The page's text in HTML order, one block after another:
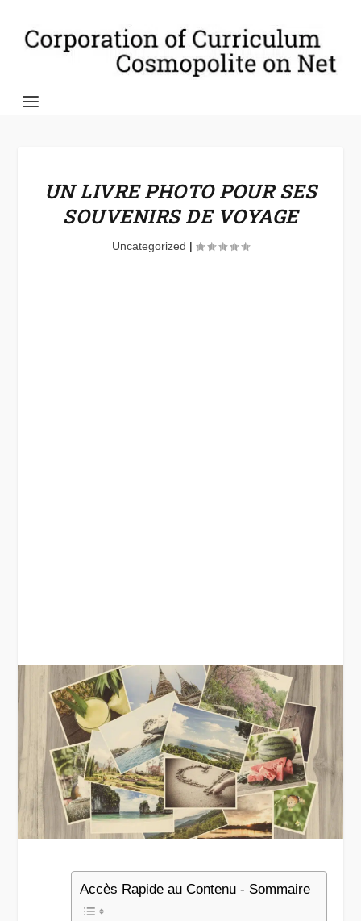
UN LIVRE PHOTO POUR SES
SOUVENIRS DE VOYAGE
Uncategorized |
Accès Rapide au Contenu - Sommaire